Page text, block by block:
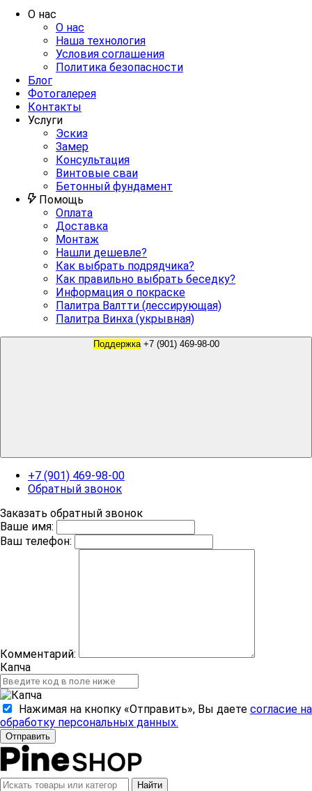
О нас
О нас
Наша технология
Условия соглашения
Политика безопасности
Блог
Фотогалерея
Контакты
Услуги
Эскиз
Замер
Консультация
Винтовые сваи
Бетонный фундамент
Помощь
Оплата
Доставка
Монтаж
Нашли дешевле?
Как выбрать подрядчика?
Как правильно выбрать беседку?
Информация о покраске
Палитра Валтти (лессирующая)
Палитра Винха (укрывная)
Поддержка +7 (901) 469-98-00
+7 (901) 469-98-00
Обратный звонок
Заказать обратный звонок
Ваше имя:
Ваш телефон:
Комментарий:
Капча
Нажимая на кнопку «Отправить», Вы даете согласие на
обработку персональных данных.
Отправить
Найти